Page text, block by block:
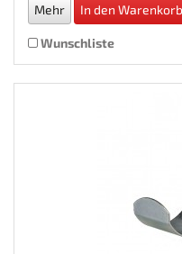
Mehr In den Warenkorb
Wunschliste